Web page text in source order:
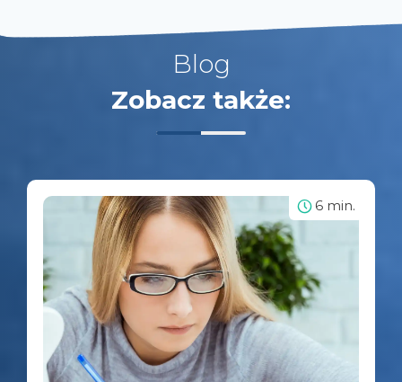
Blog
Zobacz także:
6 min.